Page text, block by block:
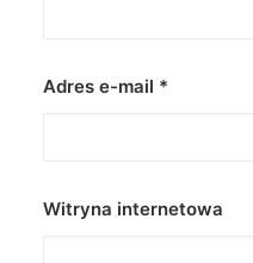
Adres e-mail *
Witryna internetowa